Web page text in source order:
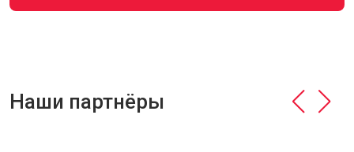
Наши партнёры